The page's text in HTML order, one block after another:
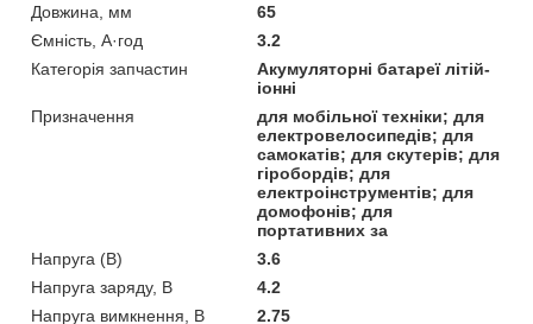
Довжина, мм
65
Ємність, А·год
3.2
Категорія запчастин
Акумуляторні батареї літій-
іонні
Призначення
для мобільної техніки; для
електровелосипедів; для
самокатів; для скутерів; для
гіробордів; для
електроінструментів; для
домофонів; для
портативних за
Напруга (В)
3.6
Напруга заряду, В
4.2
Напруга вимкнення, B
2.75